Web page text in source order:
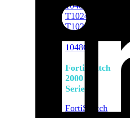
1048E
T1024E
T1024F-
1048G
FortiSwitch
2000
Series
FortiSwitch